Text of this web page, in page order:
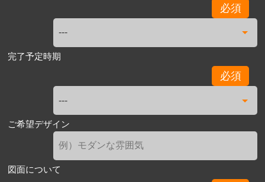
必須
完了予定時期
必須
ご希望デザイン
図面について